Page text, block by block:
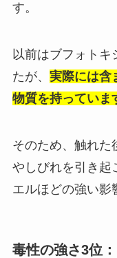
す。
以前はブフォトキ
たが、 実際には含
物質を持っていま
そのため、触れた
やしびれを引き起
エルほどの強い影
毒性の強さ3位